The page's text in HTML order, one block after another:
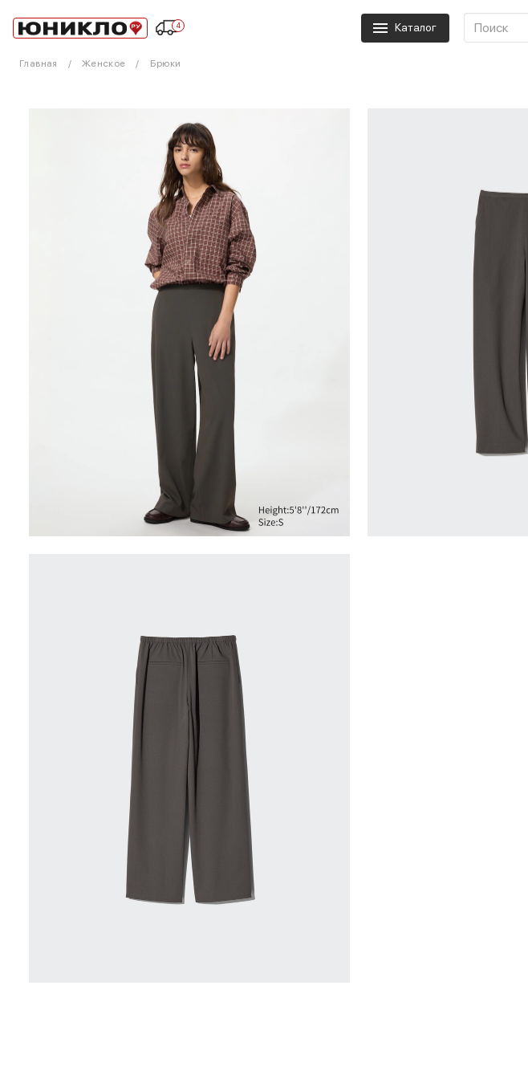
4 Каталог
Главная Женское Брюки